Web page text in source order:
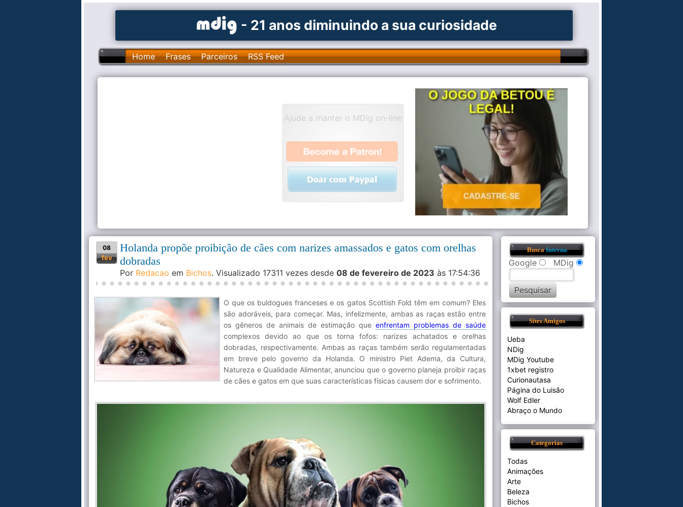
- 21 anos diminuindo a sua curiosidade
Home Frases Parceiros RSS Feed
Ajude a manter o MDig on-line
.
08
fev
Holanda propõe proibição de cães com narizes amassados e gatos com orelhas
dobradas
Por Redacao em Bichos. Visualizado 17311 vezes desde 08 de fevereiro de 2023 às 17:54:36
O que os buldogues franceses e os gatos Scottish Fold têm em comum? Eles
são adoráveis, para começar. Mas, infelizmente, ambas as raças estão entre
os gêneros de animais de estimação que enfrentam problemas de saúde
complexos devido ao que os torna fofos: narizes achatados e orelhas
dobradas, respectivamente. Ambas as raças também serão regulamentadas
em breve pelo governo da Holanda. O ministro Piet Adema, da Cultura,
Natureza e Qualidade Alimentar, anunciou que o governo planeja proibir raças
de cães e gatos em que suas características físicas causem dor e sofrimento.
BuscaInterna
Google MDig
Sites Amigos
Ueba
NDig
MDig Youtube
1xbet registro
Curionautasa
Página do Luisão
Wolf Edler
Abraço o Mundo
Categorias
Todas
Animações
Arte
Beleza
Bichos